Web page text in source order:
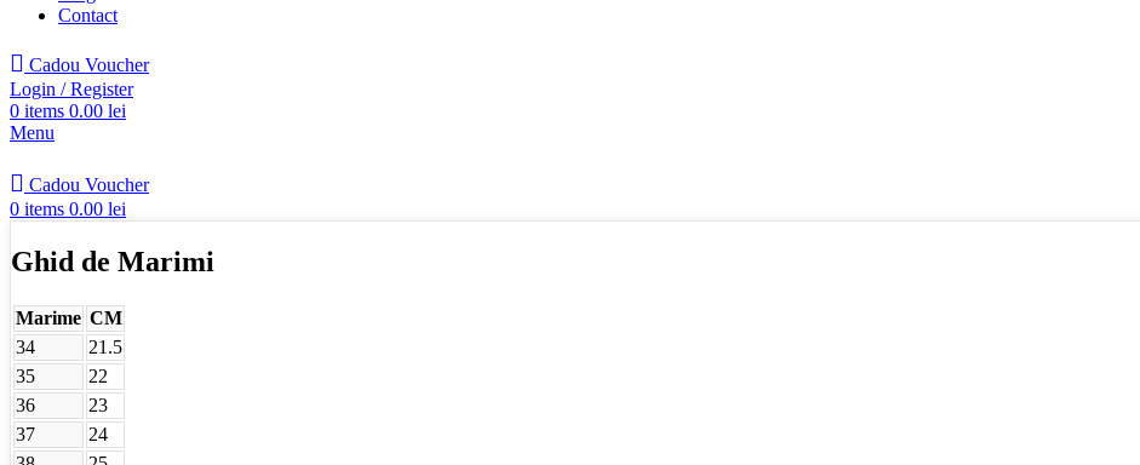
Contact
Cadou Voucher
Login / Register
0 items 0.00 lei
Menu
Cadou Voucher
0 items 0.00 lei
Ghid de Marimi
Marime CM
34
21.5
35
22
36
23
37
24